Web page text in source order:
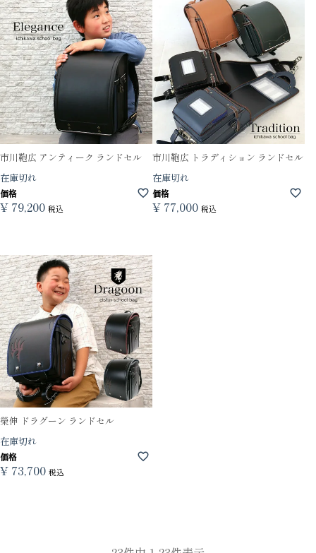
市川鞄広 アンティーク ランドセル
在庫切れ
価格
¥ 79,200 税込
市川鞄広 トラディション ランドセル
在庫切れ
価格
¥ 77,000 税込
榮伸 ドラグーン ランドセル
在庫切れ
価格
¥ 73,700 税込